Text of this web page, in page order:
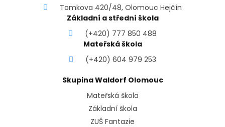
Tomkova 420/48, Olomouc Hejčín
Základní a střední škola
(+420) 777 850 488
Mateřská škola
(+420) 604 979 253
Skupina Waldorf Olomouc
Mateřská škola
Základní škola
ZUŠ Fantazie